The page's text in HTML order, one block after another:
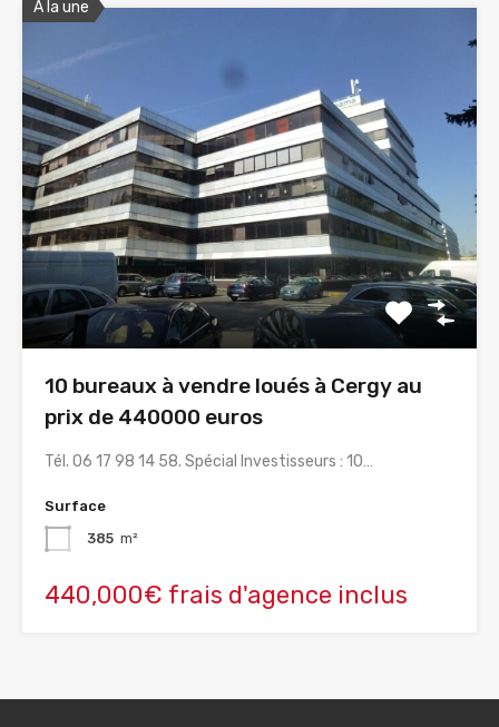
A la une
10 bureaux à vendre loués à Cergy au
prix de 440000 euros
Tél. 06 17 98 14 58. Spécial Investisseurs : 10…
Surface
385 m²
440,000€ frais d'agence inclus